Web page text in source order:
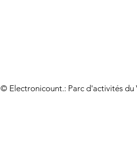
© Electronicount.: Parc d'activités du